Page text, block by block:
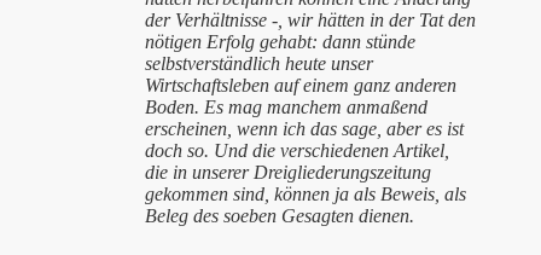
der Verhältnisse -, wir hätten in der Tat den
nötigen Erfolg gehabt: dann stünde
selbstverständlich heute unser
Wirtschaftsleben auf einem ganz anderen
Boden. Es mag manchem anmaßend
erscheinen, wenn ich das sage, aber es ist
doch so. Und die verschiedenen Artikel,
die in unserer Dreigliederungszeitung
gekommen sind, können ja als Beweis, als
Beleg des soeben Gesagten dienen.